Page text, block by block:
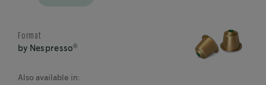
Format
by Nespresso®
Also available in: